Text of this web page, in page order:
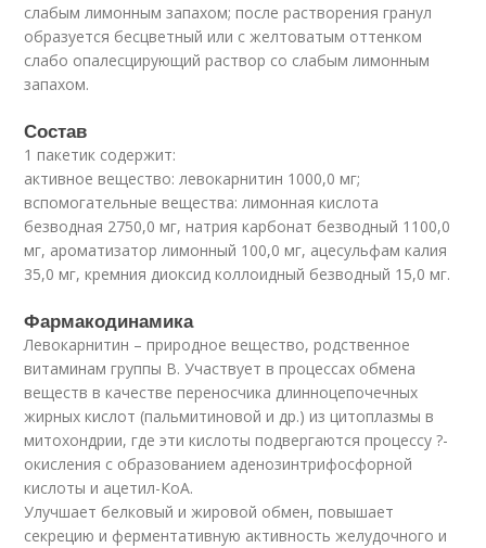
слабым лимонным запахом; после растворения гранул
образуется бесцветный или с желтоватым оттенком
слабо опалесцирующий раствор со слабым лимонным
запахом.
Состав
1 пакетик содержит:
активное вещество: левокарнитин 1000,0 мг;
вспомогательные вещества: лимонная кислота
безводная 2750,0 мг, натрия карбонат безводный 1100,0
мг, ароматизатор лимонный 100,0 мг, ацесульфам калия
35,0 мг, кремния диоксид коллоидный безводный 15,0 мг.
Фармакодинамика
Левокарнитин – природное вещество, родственное
витаминам группы В. Участвует в процессах обмена
веществ в качестве переносчика длинноцепочечных
жирных кислот (пальмитиновой и др.) из цитоплазмы в
митохондрии, где эти кислоты подвергаются процессу ?-
окисления с образованием аденозинтрифосфорной
кислоты и ацетил-КоА.
Улучшает белковый и жировой обмен, повышает
секрецию и ферментативную активность желудочного и